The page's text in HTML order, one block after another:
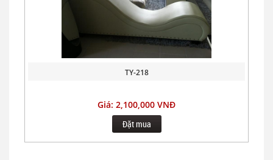
TY-218
Giá: 2,100,000 VNĐ
Đặt mua